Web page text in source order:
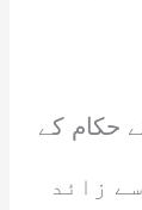
حکام کے
اس سے زائد